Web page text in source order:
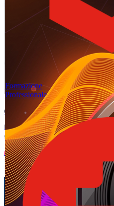
Corsi di
Lingue
LEGGI L'ARTICOLO